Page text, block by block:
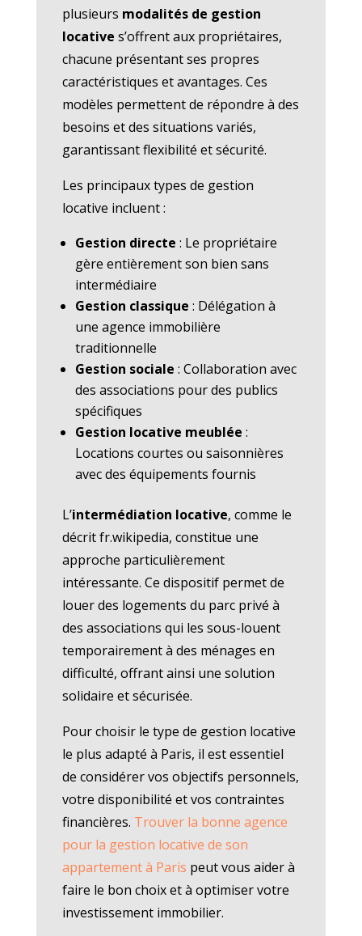
plusieurs modalités de gestion
locative s’offrent aux propriétaires,
chacune présentant ses propres
caractéristiques et avantages. Ces
modèles permettent de répondre à des
besoins et des situations variés,
garantissant flexibilité et sécurité.
Les principaux types de gestion
locative incluent :
Gestion directe : Le propriétaire
gère entièrement son bien sans
intermédiaire
Gestion classique : Délégation à
une agence immobilière
traditionnelle
Gestion sociale : Collaboration avec
des associations pour des publics
spécifiques
Gestion locative meublée :
Locations courtes ou saisonnières
avec des équipements fournis
L’intermédiation locative, comme le
décrit fr.wikipedia, constitue une
approche particulièrement
intéressante. Ce dispositif permet de
louer des logements du parc privé à
des associations qui les sous-louent
temporairement à des ménages en
difficulté, offrant ainsi une solution
solidaire et sécurisée.
Pour choisir le type de gestion locative
le plus adapté à Paris, il est essentiel
de considérer vos objectifs personnels,
votre disponibilité et vos contraintes
financières. Trouver la bonne agence
pour la gestion locative de son
appartement à Paris peut vous aider à
faire le bon choix et à optimiser votre
investissement immobilier.